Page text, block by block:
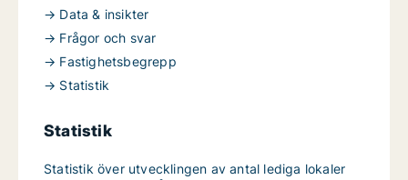
→ Data & insikter
→ Frågor och svar
→ Fastighetsbegrepp
→ Statistik
Statistik
Statistik över utvecklingen av antal lediga lokaler